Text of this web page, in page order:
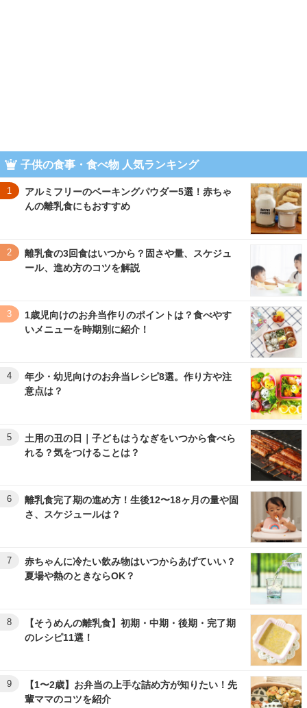
子供の食事・食べ物 人気ランキング
1
アルミフリーのベーキングパウダー5選！赤ちゃ
んの離乳食にもおすすめ
2
離乳食の3回食はいつから？固さや量、スケジュ
ール、進め方のコツを解説
3
1歳児向けのお弁当作りのポイントは？食べやす
いメニューを時期別に紹介！
4
年少・幼児向けのお弁当レシピ8選。作り方や注
意点は？
5
土用の丑の日｜子どもはうなぎをいつから食べら
れる？気をつけることは？
6
離乳食完了期の進め方！生後12〜18ヶ月の量や固
さ、スケジュールは？
7
赤ちゃんに冷たい飲み物はいつからあげていい？
夏場や熱のときならOK？
8
【そうめんの離乳食】初期・中期・後期・完了期
のレシピ11選！
9
【1〜2歳】お弁当の上手な詰め方が知りたい！先
輩ママのコツを紹介